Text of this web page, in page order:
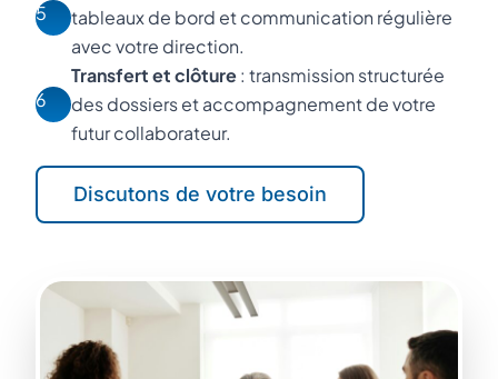
5
tableaux de bord et communication régulière
avec votre direction.
6
Transfert et clôture: transmission structurée
des dossiers et accompagnement de votre
futur collaborateur.
Discutons de votre besoin